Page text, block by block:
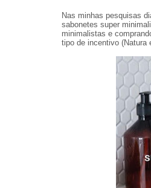
Nas minhas pesquisas
sabonetes super
minimalistas e
tipo de incentivo (Natura